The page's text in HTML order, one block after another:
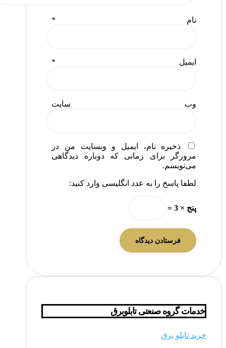
نام *
ایمیل *
وب‌ سایت
ذخیره نام، ایمیل و وبسایت من در
مرورگر برای زمانی که دوباره دیدگاهی
می‌نویسم.
لطفا پاسخ را به عدد انگلیسی وارد کنید:
پنج × 3 =
خدمات گروه صنعتی تابلوبرق
خرید تابلو برق